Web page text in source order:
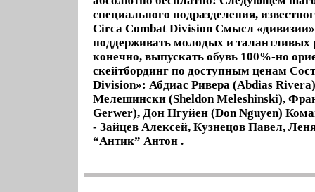
специального подразделения,
Circa Combat Division Смысл «дивизии»
поддерживать молодых и талантливых
конечно, выпускать обувь 100%-но
скейтбординг по доступным ценам
Division»: Абдиас Ривера (Abdias
Мелешински (Sheldon Meleshinski),
Gerwer), Дон Нгуйен (Don Nguyen)
- Зайцев Алексей, Кузнецов Павел,
“Антик” Антон .